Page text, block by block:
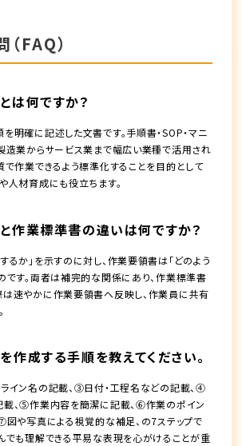
FAQ）
は何ですか？
明確に記述した文書です。手順書・SOP・マニ
造業からサービス業まで幅広い業種で活用され
で作業できるよう標準化することを目的として
人材育成にも役立ちます。
作業標準書の違いは何ですか？
るか」を示すのに対し、作業要領書は「どのよう
です。両者は補完的な関係にあり、作業標準書
速やかに作業要領書へ反映し、作業員に共有
作成する手順を教えてください。
イン名の記載、③日付・工程名などの記載、④
、⑤作業内容を簡潔に記載、⑥作業のポイン
図や写真による視覚的な補足、の7ステップで
でも理解できる平易な表現を心がけることが重